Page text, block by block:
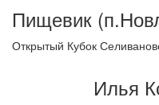
Пищевик
Открытый Кубок
Илья